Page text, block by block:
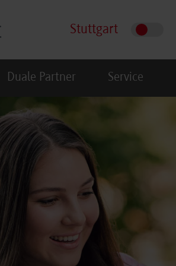
Stuttgart
Duale Partner Service